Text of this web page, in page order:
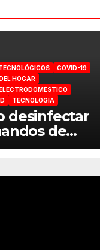
COVID-19
HOGAR
TECNOLOGÍA
desinfectar
de
por el